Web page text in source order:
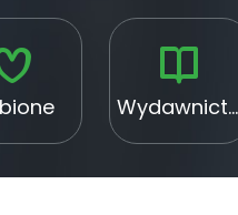
Wydawnictwo Westa-Druk